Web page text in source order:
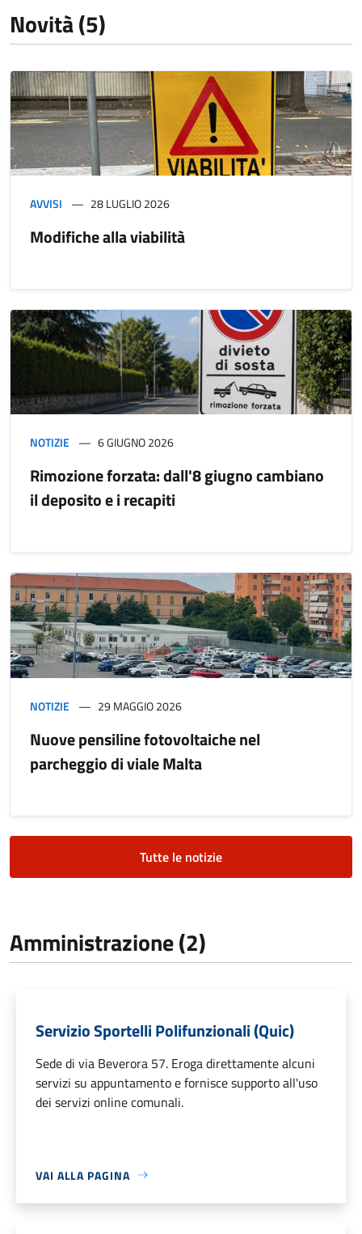
Novità (5)
AVVISI 28 LUGLIO 2026
Modifiche alla viabilità
NOTIZIE 6 GIUGNO 2026
Rimozione forzata: dall'8 giugno cambiano
il deposito e i recapiti
NOTIZIE 29 MAGGIO 2026
Nuove pensiline fotovoltaiche nel
parcheggio di viale Malta
Tutte le notizie
Amministrazione (2)
Servizio Sportelli Polifunzionali (Quic)
Sede di via Beverora 57. Eroga direttamente alcuni
servizi su appuntamento e fornisce supporto all'uso
dei servizi online comunali.
VAI ALLA PAGINA